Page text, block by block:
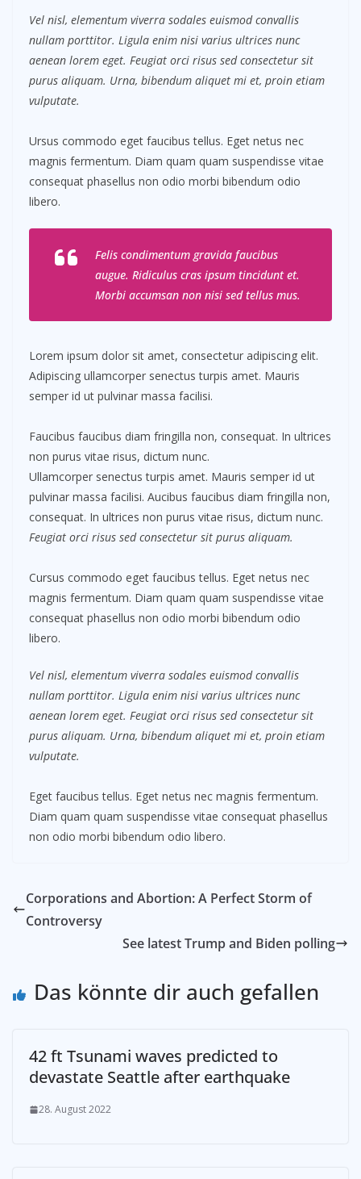
Vel nisl, elementum viverra sodales euismod convallis
nullam porttitor. Ligula enim nisi varius ultrices nunc
aenean lorem eget. Feugiat orci risus sed consectetur sit
purus aliquam. Urna, bibendum aliquet mi et, proin etiam
vulputate.
Ursus commodo eget faucibus tellus. Eget netus nec
magnis fermentum. Diam quam quam suspendisse vitae
consequat phasellus non odio morbi bibendum odio
libero.
Felis condimentum gravida faucibus
augue. Ridiculus cras ipsum tincidunt et.
Morbi accumsan non nisi sed tellus mus.
Lorem ipsum dolor sit amet, consectetur adipiscing elit.
Adipiscing ullamcorper senectus turpis amet. Mauris
semper id ut pulvinar massa facilisi.
Faucibus faucibus diam fringilla non, consequat. In ultrices
non purus vitae risus, dictum nunc.
Ullamcorper senectus turpis amet. Mauris semper id ut
pulvinar massa facilisi. Aucibus faucibus diam fringilla non,
consequat. In ultrices non purus vitae risus, dictum nunc.
Feugiat orci risus sed consectetur sit purus aliquam.
Cursus commodo eget faucibus tellus. Eget netus nec
magnis fermentum. Diam quam quam suspendisse vitae
consequat phasellus non odio morbi bibendum odio
libero.
Vel nisl, elementum viverra sodales euismod convallis
nullam porttitor. Ligula enim nisi varius ultrices nunc
aenean lorem eget. Feugiat orci risus sed consectetur sit
purus aliquam. Urna, bibendum aliquet mi et, proin etiam
vulputate.
Eget faucibus tellus. Eget netus nec magnis fermentum.
Diam quam quam suspendisse vitae consequat phasellus
non odio morbi bibendum odio libero.
Corporations and Abortion: A Perfect Storm of
Controversy
See latest Trump and Biden polling
Das könnte dir auch gefallen
42 ft Tsunami waves predicted to
devastate Seattle after earthquake
28. August 2022